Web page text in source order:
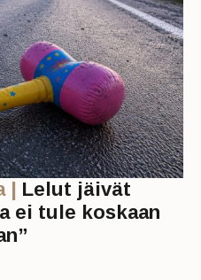
| Lelut jäivät
ei tule koskaan